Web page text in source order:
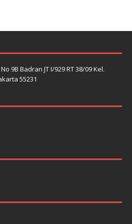
9B Badran JT I/929 RT 38/09 Kel.
55231